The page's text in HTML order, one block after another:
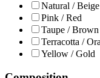
Natural / Beige
Pink / Red
Taupe / Brown
Terracotta /
Yellow / Gold